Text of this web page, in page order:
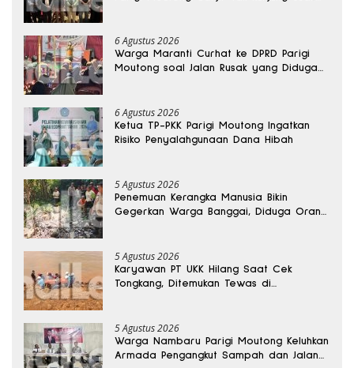
6 Agustus 2026
Warga Maranti Curhat ke DPRD Parigi
Moutong soal Jalan Rusak yang Diduga
6 Agustus 2026
Ketua TP-PKK Parigi Moutong Ingatkan
Risiko Penyalahgunaan Dana Hibah
5 Agustus 2026
Penemuan Kerangka Manusia Bikin
Gegerkan Warga Banggai, Diduga Orang
5 Agustus 2026
Karyawan PT UKK Hilang Saat Cek
Tongkang, Ditemukan Tewas di
5 Agustus 2026
Warga Nambaru Parigi Moutong Keluhkan
Armada Pengangkut Sampah dan Jalan